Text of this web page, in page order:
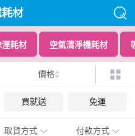
材
溼耗材 空氣清淨機耗材
價格
買就送 免運
取貨方式 付款方式